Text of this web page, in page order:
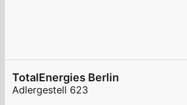
TotalEnergies Berlin
Adlergestell 623